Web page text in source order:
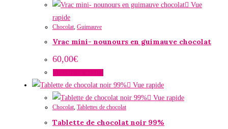
Vue
rapide
Chocolat Guimauve
Vrac mini- nounours en guimauve chocolat
60,00€
Vue rapide
Vue rapide
Chocolat, Tablettes de chocolat
Tablette de chocolat noir 99%